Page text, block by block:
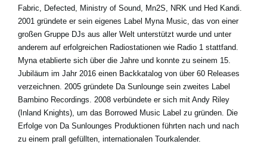
Fabric, Defected, Ministry of Sound, Mn2S, NRK und Hed Kandi.
2001 gründete er sein eigenes Label Myna Music, das von einer
großen Gruppe DJs aus aller Welt unterstützt wurde und unter
anderem auf erfolgreichen Radiostationen wie Radio 1 stattfand.
Myna etablierte sich über die Jahre und konnte zu seinem 15.
Jubiläum im Jahr 2016 einen Backkatalog von über 60 Releases
verzeichnen. 2005 gründete Da Sunlounge sein zweites Label
Bambino Recordings. 2008 verbündete er sich mit Andy Riley
(Inland Knights), um das Borrowed Music Label zu gründen. Die
Erfolge von Da Sunlounges Produktionen führten nach und nach
zu einem prall gefüllten, internationalen Tourkalender.